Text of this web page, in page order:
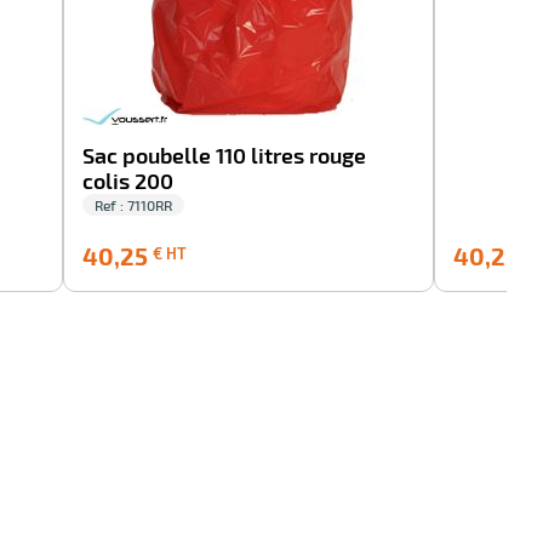
Sac poubelle 110 litres rouge
colis 200
Ref : 7110RR
40,25 € HT
HT
40,25